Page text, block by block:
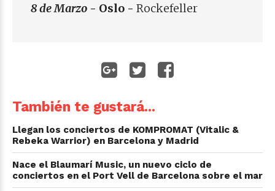
8 de Marzo - Oslo - Rockefeller
También te gustará...
Llegan los conciertos de KOMPROMAT (Vitalic &
Rebeka Warrior) en Barcelona y Madrid
Nace el Blaumarí Music, un nuevo ciclo de
conciertos en el Port Vell de Barcelona sobre el mar